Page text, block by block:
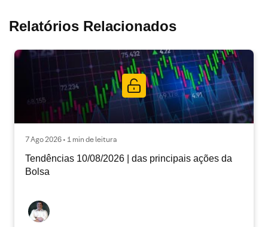
Relatórios Relacionados
7 Ago 2026 • 1 min de leitura
Tendências 10/08/2026 | das principais ações da
Bolsa